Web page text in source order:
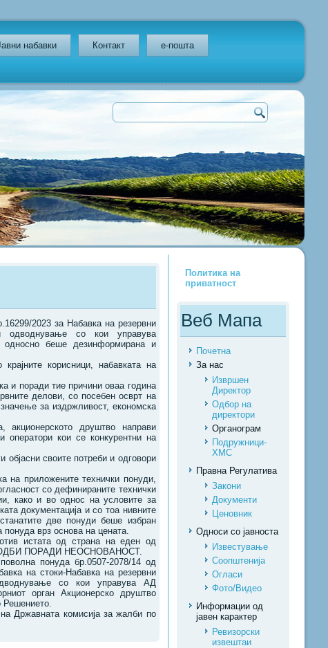
набавки Контакт e-пошта
2023 за Набавка на резервни
одводнување со кои управува
беше дезинформирана и
корисници, набавката на
и поради тие причини оваа година
делови, со посебен осврт на
за издржливост, економска
друштво направи
оператори кои се конкурентни на
објасни своите потреби и одговори
на приложените технички понуди,
со дефинираните технички
како и во однос на условите за
документација и со тоа нивните
две понуди беше избран
понуда врз основа на цената.
истата од страна на еден од
ја ОДБИ ПОРАДИ НЕОСНОВАНОСТ.
понуда бр.0507-2078/14 од
на стоки-Набавка на резервни
со кои управува АД
орган Акционерско друштво
Решението.
Државната комисија за жалби по
Политика на
приватност
Веб Мапа
Почетна
За нас
Извршен
Директор
Одбор на
директори
Органограм
Подружници-
ХМС
Правна Регулатива
Закони
Документи
Ценовник
Односи со јавноста
Известување
Соопштенија
Огласи
Фото/Видео
Информации од
јавен карактер
Ревизорски
извештаи